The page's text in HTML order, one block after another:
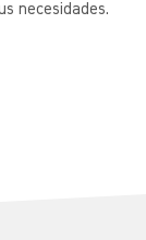
necesidades.